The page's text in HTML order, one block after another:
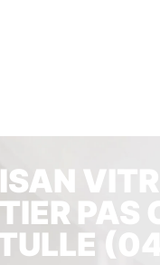
PAS